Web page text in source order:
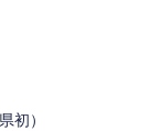
初）